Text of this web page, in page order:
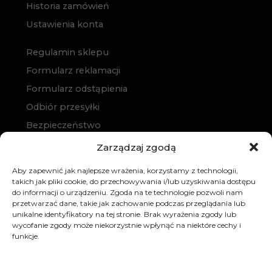
Zarządzaj zgodą
Aby zapewnić jak najlepsze wrażenia, korzystamy z technologii,
takich jak pliki cookie, do przechowywania i/lub uzyskiwania dostępu
do informacji o urządzeniu. Zgoda na te technologie pozwoli nam
przetwarzać dane, takie jak zachowanie podczas przeglądania lub
unikalne identyfikatory na tej stronie. Brak wyrażenia zgody lub
wycofanie zgody może niekorzystnie wpłynąć na niektóre cechy i
funkcje.
Historia zamówień
Ustawienia konta
Regulamin sklepu
Formularz reklamacji
Formularz odstąpienia
Odbiór przesyłki
Bezpieczeństwo
Polityka prywatności
Zakup na raty
Kontakt